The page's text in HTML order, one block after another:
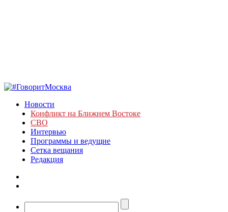
Новости
Конфликт на Ближнем Востоке
СВО
Интервью
Программы и ведущие
Сетка вещания
Редакция